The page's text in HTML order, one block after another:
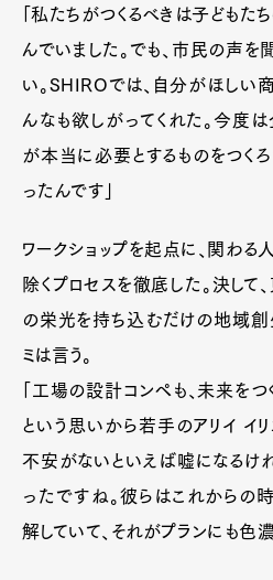
Pen Meet
Pen international
「私たちがつくるべきは子ども
んでいました。でも、市民の声を
い。SHIROでは、自分がほしい
んなも欲しがってくれた。今度
が本当に必要とするものをつく
ったんです」
ワークショップを起点に、関わる
除くプロセスを徹底した。決して
の栄光を持ち込むだけの地域創
ミは言う。
「工場の設計コンペも、未来を
という思いから若手のアリイ イ
不安がないといえば嘘になるけ
ったですね。彼らはこれからの
解していて、それがプランにも色濃